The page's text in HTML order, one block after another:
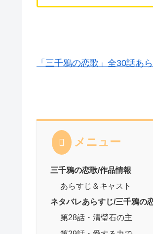
「三千鴉の恋歌」全30話あ
メニュー
三千鴉の恋歌/作品情報
あらすじ＆キャスト
ネタバレあらすじ/三千鴉の
第28話・清瑩石の主